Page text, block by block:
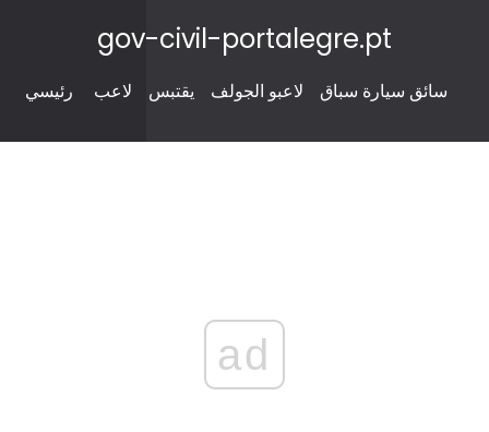
gov-civil-portalegre.pt
رئيسي لاعب يقتبس لاعبو الجولف سائق سيارة سباق
ad